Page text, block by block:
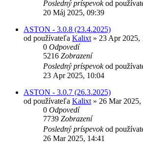
Posledný príspevokod
20 Máj 2025, 09:39
ASTON - 3.0.8 (23.4.2025)
od používateľa Kalixt » 23 Apr 2025,
0 Odpovedí
5216 Zobrazení
Posledný príspevokod
23 Apr 2025, 10:04
ASTON - 3.0.7 (26.3.2025)
od používateľa Kalixt » 26 Mar 2025,
0 Odpovedí
7739 Zobrazení
Posledný príspevokod
26 Mar 2025, 14:41